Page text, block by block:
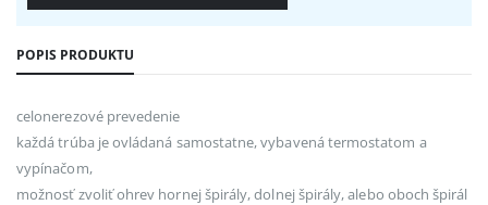
POPIS PRODUKTU
celonerezové prevedenie
každá trúba je ovládaná samostatne, vybavená termostatom a
vypínačom,
možnosť zvoliť ohrev hornej špirály, dolnej špirály, alebo oboch špirál